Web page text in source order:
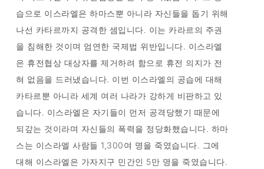
습으로 이스라엘은 하마스뿐 아니라 자신들을 돕기 위해
나선 카타르까지 공격한 셈입니다. 이는 카라르의 주권
을 침해한 것이며 엄연한 국제법 위반입니다. 이스라엘
은 휴전협상 대상자를 제거하려 함으로 휴전 의지가 전
혀 없음을 드러냈습니다. 이번 이스라엘의 공습에 대해
카타르뿐 아니라 세계 여러 나라가 강하게 비판하고 있
습니다. 이스라엘은 자기들이 먼저 공격당했기 때문에
되갚는 것이라며 자신들의 폭력을 정당화했습니다. 하마
스는 이스라엘 사람들 1,300여 명을 죽였습니다. 그에
대해 이스라엘은 가자지구 민간인 5만 명을 죽였습니다.